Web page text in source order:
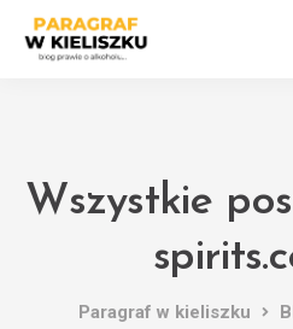
Wszystkie
Paragraf w kieliszku